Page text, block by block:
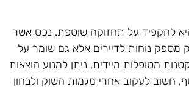
להקפיד על תחזוקה שוטפת. נכס אשר
נוחות לדיירים אלא גם שומר על
מטופלות מיידית, ניתן למנוע הוצאות
חשוב לעקוב אחרי מגמות השוק ולבחון